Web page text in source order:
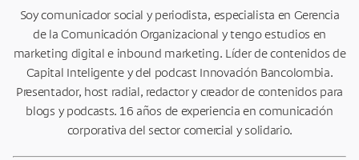
Soy comunicador social y periodista, especialista en Gerencia
de la Comunicación Organizacional y tengo estudios en
marketing digital e inbound marketing. Líder de contenidos de
Capital Inteligente y del podcast Innovación Bancolombia.
Presentador, host radial, redactor y creador de contenidos para
blogs y podcasts. 16 años de experiencia en comunicación
corporativa del sector comercial y solidario.